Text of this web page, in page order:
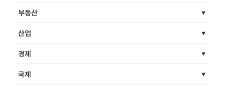
부동산
산업
경제
국제